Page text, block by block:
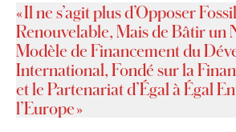
« Il ne s’agit plus d’Opposer
Renouvelable, Mais de Bâtir un
Modèle de Financement du
International, Fondé sur la
et le Partenariat d’Égal à Égal
l’Europe »